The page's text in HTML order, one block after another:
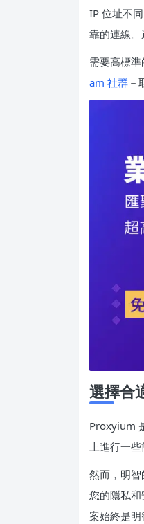
IP 位址不
靠的連線。
需要高標
am 社群 －
選擇合
Proxyium
上進行一些
然而，明
您的隱私
案始終是明